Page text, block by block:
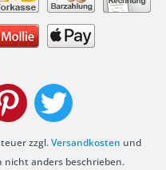
zzgl.Versandkosten und
anders beschrieben.